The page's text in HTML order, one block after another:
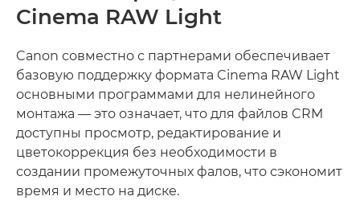
Cinema RAW Light
Canon совместно с партнерами обеспечивает
базовую поддержку формата Cinema RAW Light
основными программами для нелинейного
монтажа — это означает, что для файлов CRM
доступны просмотр, редактирование и
цветокоррекция без необходимости в
создании промежуточных фалов, что сэкономит
время и место на диске.